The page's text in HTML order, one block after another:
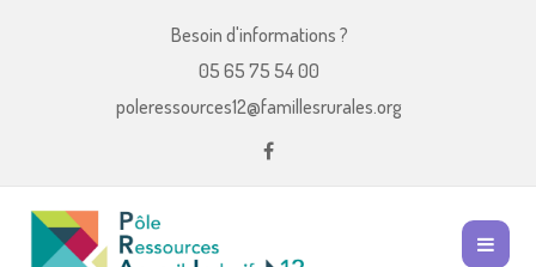
Besoin d'informations ?
05 65 75 54 00
poleressources12@famillesrurales.org